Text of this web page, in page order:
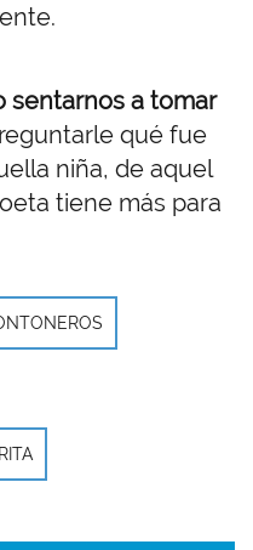
sentarnos a tomar
qué fue
niña, de aquel
tiene más para